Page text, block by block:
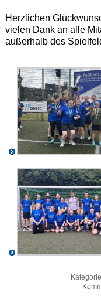
Herzlichen
vielen Dank an alle
außerhalb des